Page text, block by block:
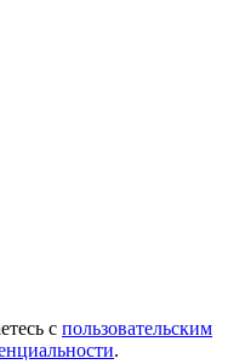
с пользовательским
.